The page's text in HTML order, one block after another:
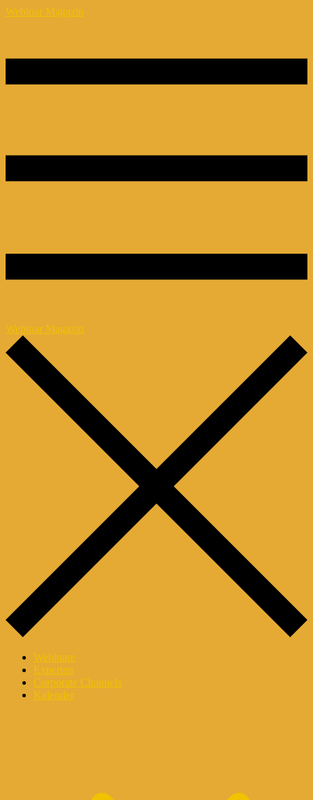
Webinar Magazin
Webinar Magazin
Webinare
Experten
Corporate Channels
Kalender